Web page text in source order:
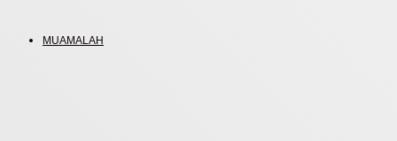
MUAMALAH